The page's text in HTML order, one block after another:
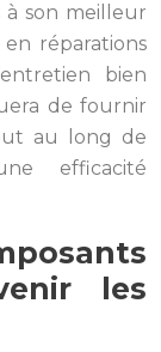
son meilleur
réparations
bien
de fournir
au long de
efficacité
les